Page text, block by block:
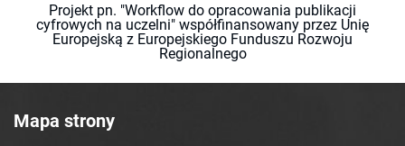
Projekt pn. "Workflow do opracowania publikacji
cyfrowych na uczelni" współfinansowany przez Unię
Europejską z Europejskiego Funduszu Rozwoju
Regionalnego
Mapa strony